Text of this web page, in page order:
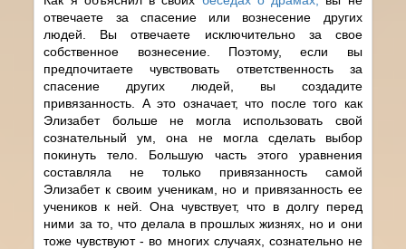
отвечаете за спасение или вознесение других
людей. Вы отвечаете исключительно за свое
собственное вознесение. Поэтому, если вы
предпочитаете чувствовать ответственность за
спасение других людей, вы создадите
привязанность. А это означает, что после того как
Элизабет больше не могла использовать свой
сознательный ум, она не могла сделать выбор
покинуть тело. Большую часть этого уравнения
составляла не только привязанность самой
Элизабет к своим ученикам, но и привязанность ее
учеников к ней. Она чувствует, что в долгу перед
ними за то, что делала в прошлых жизнях, но и они
тоже чувствуют - во многих случаях, сознательно не